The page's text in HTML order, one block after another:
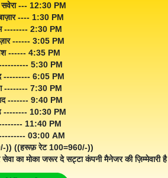
सवेरा --- 12:30 PM
---- 1:30 PM
-------- 2:30 PM
------ 3:05 PM
------ 4:35 PM
5:30 PM
--------- 6:05 PM
-------- 7:30 PM
------- 9:40 PM
-------- 10:30 PM
11:40 PM
03:00 AM
)) ((हरूफ़ रेट 100=960/-))
का मोका जरूर दे सट्टा कंपनी मैनेजर की ज़िम्मेवारी है